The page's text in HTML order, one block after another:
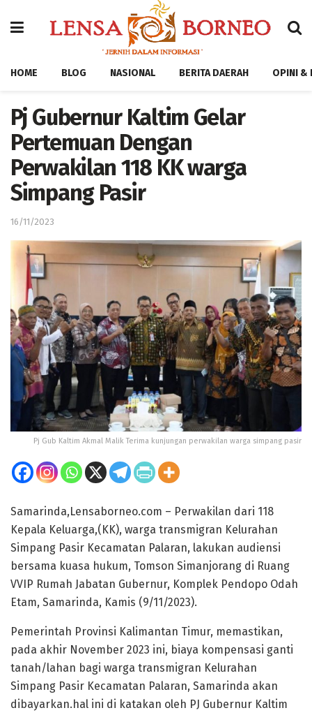
HOME BLOG NASIONAL BERITA DAERAH OPINI &
Pj Gubernur Kaltim Gelar
Pertemuan Dengan
Perwakilan 118 KK warga
Simpang Pasir
16/11/2023
Pj Gub Kaltim Akmal Malik Terima kunjungan perwakilan warga simpang pasir
Samarinda,Lensaborneo.com – Perwakilan dari 118
Kepala Keluarga,(KK), warga transmigran Kelurahan
Simpang Pasir Kecamatan Palaran, lakukan audiensi
bersama kuasa hukum, Tomson Simanjorang di Ruang
VVIP Rumah Jabatan Gubernur, Komplek Pendopo Odah
Etam, Samarinda, Kamis (9/11/2023).
Pemerintah Provinsi Kalimantan Timur, memastikan,
pada akhir November 2023 ini, biaya kompensasi ganti
tanah/lahan bagi warga transmigran Kelurahan
Simpang Pasir Kecamatan Palaran, Samarinda akan
dibayarkan.hal ini di katakan oleh PJ Gubernur Kaltim